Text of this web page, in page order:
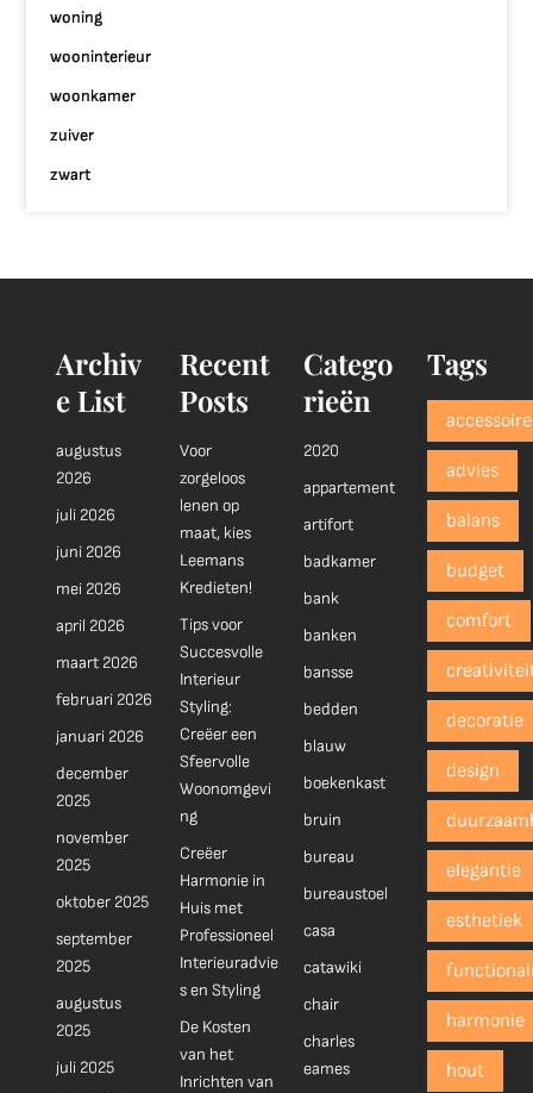
woning
wooninterieur
woonkamer
zuiver
zwart
Archiv
e List
augustus
2026
juli 2026
juni 2026
mei 2026
april 2026
maart 2026
februari 2026
januari 2026
december
2025
november
2025
oktober 2025
september
2025
augustus
2025
juli 2025
Recent
Posts
Voor
zorgeloos
lenen op
maat, kies
Leemans
Kredieten!
Tips voor
Succesvolle
Interieur
Styling:
Creëer een
Sfeervolle
Woonomgevi
ng
Creëer
Harmonie in
Huis met
Professioneel
Interieuradvie
s en Styling
De Kosten
van het
Inrichten van
Catego
rieën
2020
appartement
artifort
badkamer
bank
banken
bansse
bedden
blauw
boekenkast
bruin
bureau
bureaustoel
casa
catawiki
chair
charles
eames
Tags
advies
balans
budget
comfort
decoratie
design
elegantie
esthetiek
harmonie
hout